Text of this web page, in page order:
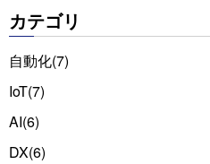
カテゴリ
自動化(7)
IoT(7)
AI(6)
DX(6)